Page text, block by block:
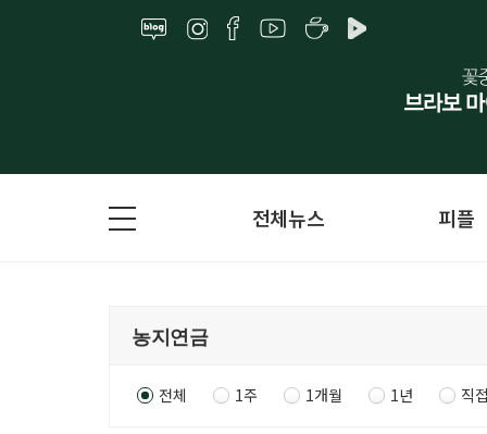
전체뉴스 피플
전체 1주 1개월 1년 직